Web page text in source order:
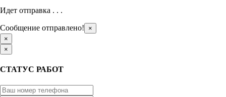
Идет отправка . . .
Сообщение отправлено!
×
×
×
СТАТУС РАБОТ